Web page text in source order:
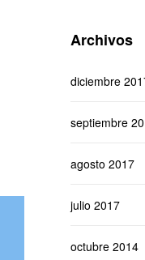
Archivos
diciembre
septiembre
agosto 2017
julio 2017
octubre 2014